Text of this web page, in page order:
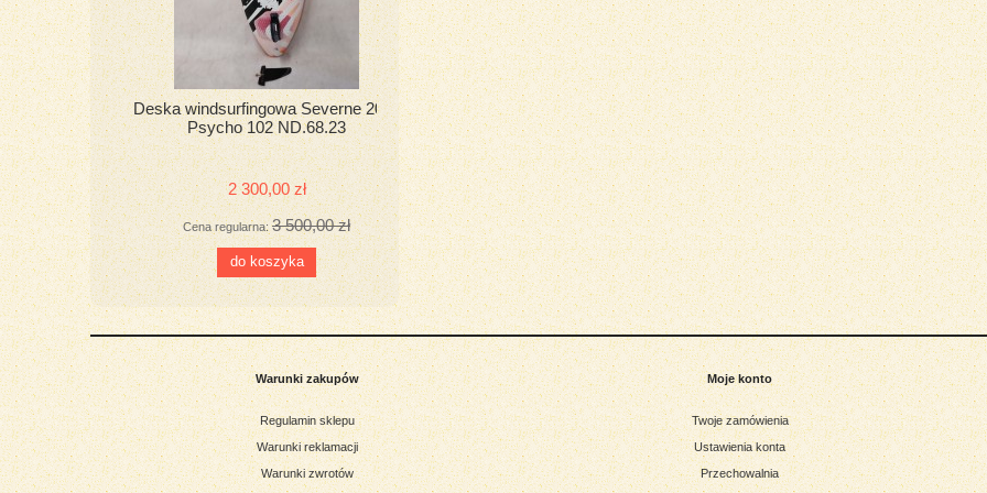
Deska windsurfingowa Severne 2021
Psycho 102 ND.68.23
2 300,00 zł
Cena regularna:3 500,00 zł
do koszyka
Deska windsurfingowa Starboard 141
Carve GD.12.21
2 000,00 zł
Cena regularna: 2 700,00 zł
do koszyka
Deska windsurfingowa Starboard
Futura 109 Carbon ND.35.23 FOIL
2 700,00 zł
Cena regularna:3 900,00 zł
Warunki zakupów
Regulamin sklepu
Warunki reklamacji
Warunki zwrotów
Moje konto
Twoje zamówienia
Ustawienia konta
Przechowalnia